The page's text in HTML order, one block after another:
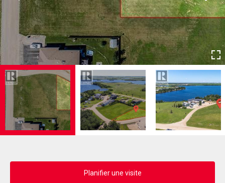
Planifier une visite